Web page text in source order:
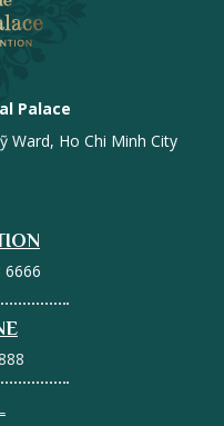
Palace
Ward, Ho Chi Minh City
6666